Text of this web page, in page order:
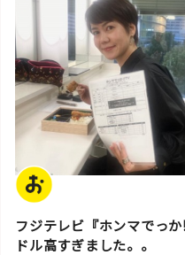
フジテレビ『ホンマでっ
ドル高すぎました。。